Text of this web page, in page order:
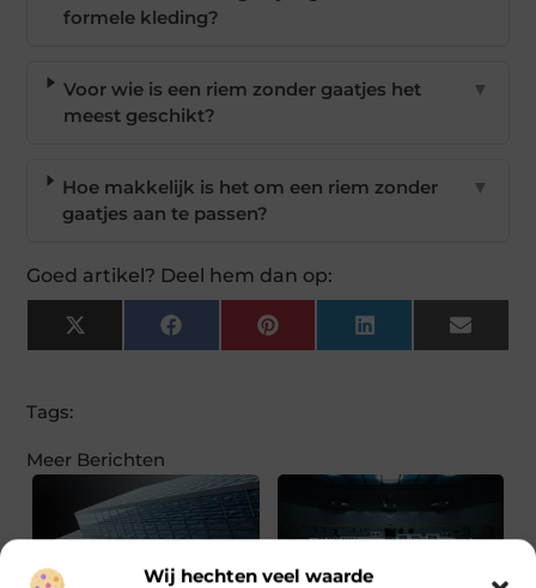
Wij hechten veel waarde
formele kleding?
Voor wie is een riem zonder gaatjes het
meest geschikt?
▼
Hoe makkelijk is het om een riem zonder
gaatjes aan te passen?
▼
Goed artikel? Deel hem dan op:
X
(Twitter)
FacebookPinterest LinkedIn Email
Tags:
Meer Berichten